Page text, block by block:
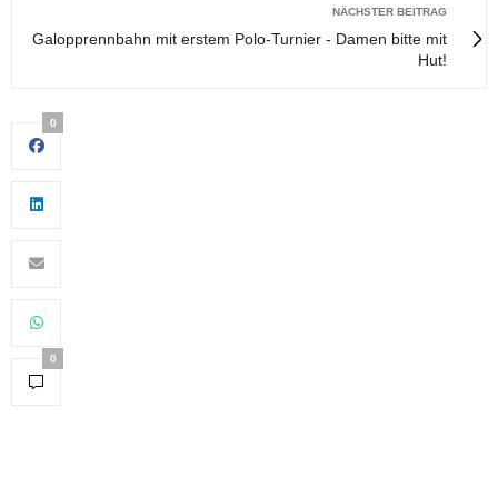
NÄCHSTER BEITRAG
Galopprennbahn mit erstem Polo-Turnier - Damen bitte mit
Hut!
0
0